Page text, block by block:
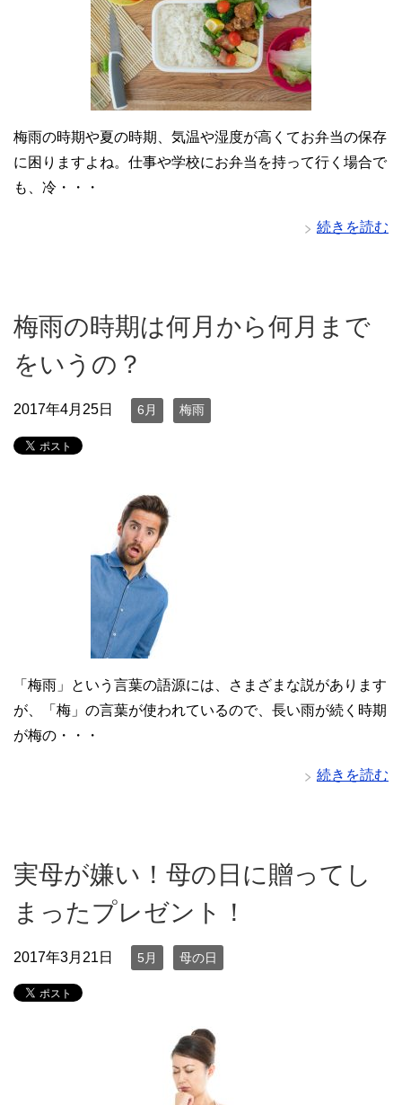
梅雨の時期や夏の時期、気温や湿度が高くてお弁当の保存
に困りますよね。仕事や学校にお弁当を持って行く場合で
も、冷・・・
続きを読む
梅雨の時期は何月から何月まで
をいうの？
2017年4月25日 6月 梅雨
「梅雨」という言葉の語源には、さまざまな説があります
が、「梅」の言葉が使われているので、長い雨が続く時期
が梅の・・・
続きを読む
実母が嫌い！母の日に贈ってし
まったプレゼント！
2017年3月21日 5月 母の日